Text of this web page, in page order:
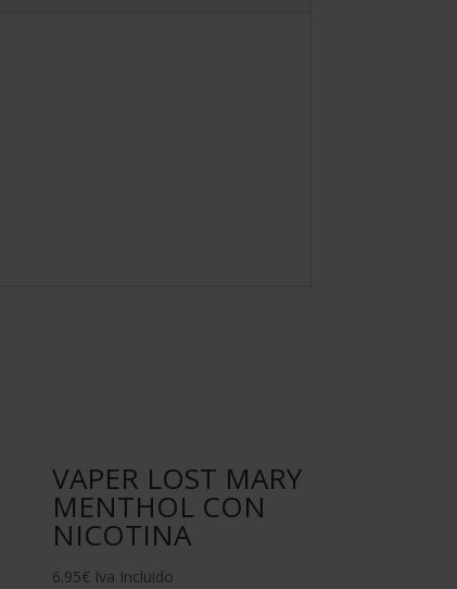
VAPER LOST MARY
MENTHOL CON
NICOTINA
6.95€ Iva Incluido